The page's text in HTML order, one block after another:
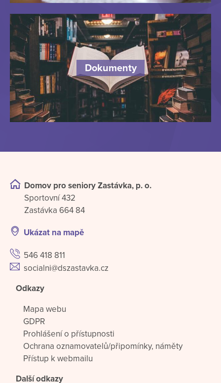
Dokumenty
Domov pro seniory Zastávka, p. o.
Sportovní 432
Zastávka 664 84
Ukázat na mapě
546 418 811
socialni@dszastavka.cz
Odkazy
Mapa webu
GDPR
Prohlášení o přístupnosti
Ochrana oznamovatelů/připomínky, náměty
Přístup k webmailu
Další odkazy